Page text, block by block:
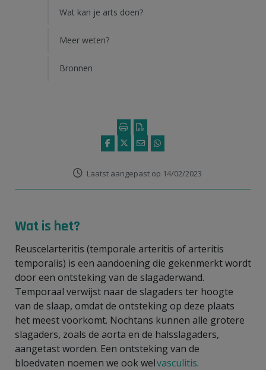
Wat kan je arts doen?
Meer weten?
Bronnen
Laatst aangepast op 14/02/2023
Wat is het?
Reuscelarteritis (temporale arteritis of arteritis
temporalis) is een aandoening die gekenmerkt wordt
door een ontsteking van de slagaderwand.
Temporaal verwijst naar de slagaders ter hoogte
van de slaap, omdat de ontsteking op deze plaats
het meest voorkomt. Nochtans kunnen alle grotere
slagaders, zoals de aorta en de halsslagaders,
aangetast worden. Een ontsteking van de
bloedvaten noemen we ook welvasculitis.